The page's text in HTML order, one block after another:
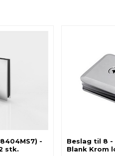
-
stk.
Beslag til 8 -
Blank Krom